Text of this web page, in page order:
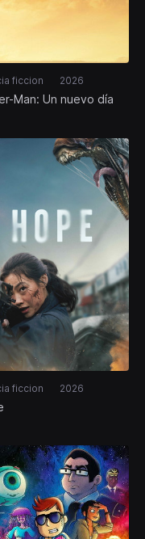
ficcion 2026
Man: Un nuevo día
ficcion 2026